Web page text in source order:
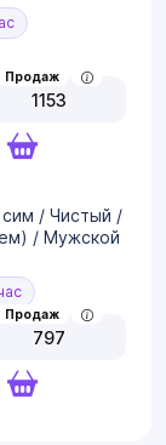
Продаж
1153
/ Чистый /
/ Мужской
Продаж
797